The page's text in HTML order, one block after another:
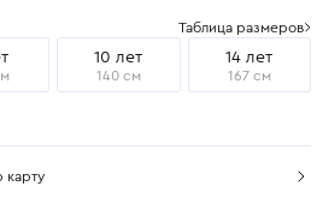
Таблица размеров
10 лет
140 см
14 лет
167 см
карту